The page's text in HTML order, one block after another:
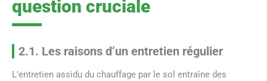
question cruciale
2.1. Les raisons d’un entretien régulier
L’entretien assidu du chauffage par le sol entraîne des